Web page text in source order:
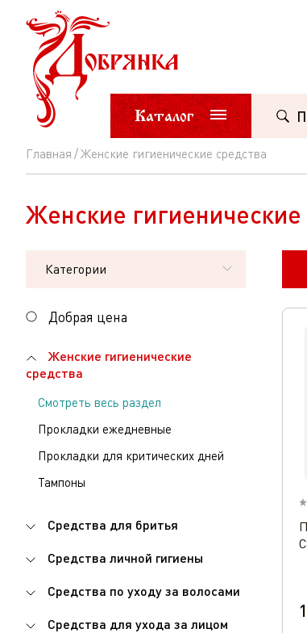
Каталог
Главная Женские гигиенические средства
Женские
гигиенические
средства
Женские гигиенические
Категории
Добрая цена
Женские гигиенические
средства
Смотреть весь раздел
Прокладки ежедневные
Прокладки для критических дней
Тампоны
Средства для бритья
Средства личной гигиены
Средства по уходу за волосами
Средства для ухода за лицом